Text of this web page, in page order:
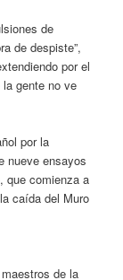
de
de despiste”,
por el
gente no ve
por la
nueve ensayos
que comienza a
caída del Muro
de la